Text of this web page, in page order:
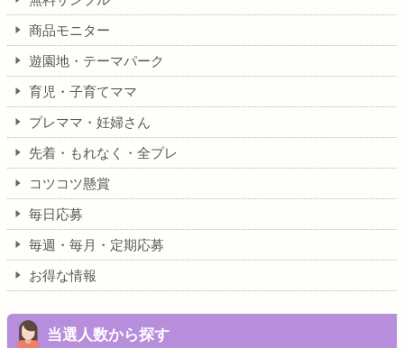
商品モニター
遊園地・テーマパーク
育児・子育てママ
プレママ・妊婦さん
先着・もれなく・全プレ
コツコツ懸賞
毎日応募
毎週・毎月・定期応募
お得な情報
当選人数から探す